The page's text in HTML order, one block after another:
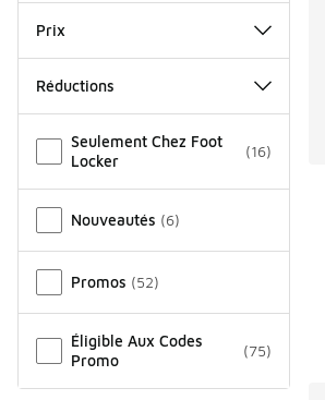
Prix
Réductions
Seulement Chez Foot
Locker
(16)
Nouveautés (6)
Promos (52)
Éligible Aux Codes
Promo
(75)